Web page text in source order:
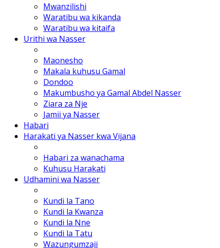
Mwanzilishi
Waratibu wa kikanda
Waratibu wa kitaifa
Urithi wa Nasser
Maonesho
Makala kuhusu Gamal
Dondoo
Makumbusho ya Gamal Abdel Nasser
Ziara za Nje
Jamii ya Nasser
Habari
Harakati ya Nasser kwa Vijana
Habari za wanachama
Kuhusu Harakati
Udhamini wa Nasser
Kundi la Tano
Kundi la Kwanza
Kundi la Nne
Kundi la Tatu
Wazungumzaji